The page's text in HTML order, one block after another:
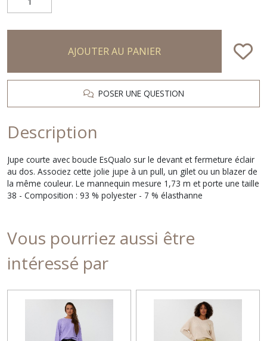
AJOUTER AU PANIER
POSER UNE QUESTION
Description
Jupe courte avec boucle EsQualo sur le devant et fermeture éclair
au dos. Associez cette jolie jupe à un pull, un gilet ou un blazer de
la même couleur. Le mannequin mesure 1,73 m et porte une taille
38 - Composition : 93 % polyester - 7 % élasthanne
Vous pourriez aussi être
intéressé par